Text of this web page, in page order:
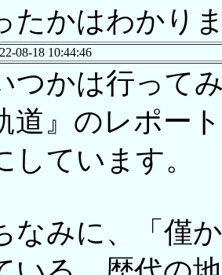
たかはわかり
08-18 10:44:46
つかは行って
道』のレポー
しています。
なみに、「僅